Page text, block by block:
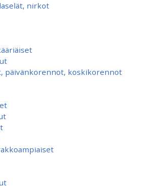
nirkot
päivänkorennot, koskikorennot